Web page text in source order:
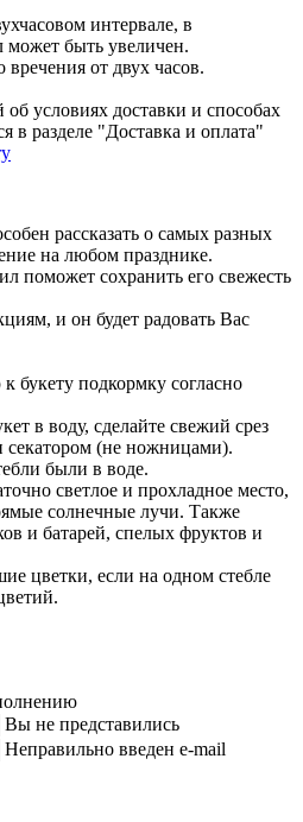
интервале, в
может быть увеличен.
вречения от двух часов.
условиях доставки и способах
в разделе "Доставка и оплата"
рассказать о самых разных
на любом празднике.
поможет сохранить его свежесть
и он будет радовать Вас
букету подкормку согласно
в воду, сделайте свежий срез
(не ножницами).
были в воде.
светлое и прохладное место,
солнечные лучи. Также
и батарей, спелых фруктов и
цветки, если на одном стебле
Вы не представились
Неправильно введен e-mail